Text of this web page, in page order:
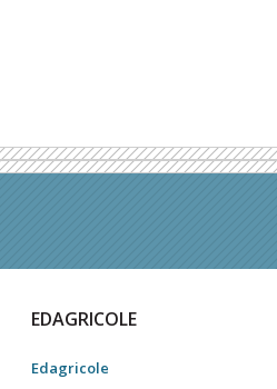
EDAGRICOLE
Edagricole